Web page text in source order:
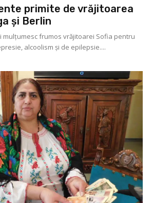
primite de vrăjitoarea
și Berlin
mulţumesc frumos vrăjitoarei Sofia pentru
alcoolism şi de epilepsie....